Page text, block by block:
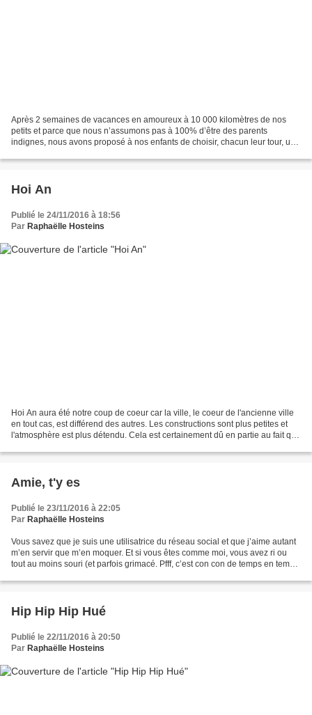
Après 2 semaines de vacances en amoureux à 10 000 kilomètres de nos
petits et parce que nous n’assumons pas à 100% d’être des parents
indignes, nous avons proposé à nos enfants de choisir, chacun leur tour, une
Hoi An
Publié le 24/11/2016 à 18:56
Par Raphaëlle Hosteins
Hoi An aura été notre coup de coeur car la ville, le coeur de l'ancienne ville
en tout cas, est différend des autres. Les constructions sont plus petites et
l'atmosphère est plus détendu. Cela est certainement dû en partie au fait que
Amie, t'y es
Publié le 23/11/2016 à 22:05
Par Raphaëlle Hosteins
Vous savez que je suis une utilisatrice du réseau social et que j’aime autant
m’en servir que m’en moquer. Et si vous êtes comme moi, vous avez ri ou
tout au moins souri (et parfois grimacé. Pfff, c’est con con de temps en temps
Hip Hip Hip Hué
Publié le 22/11/2016 à 20:50
Par Raphaëlle Hosteins